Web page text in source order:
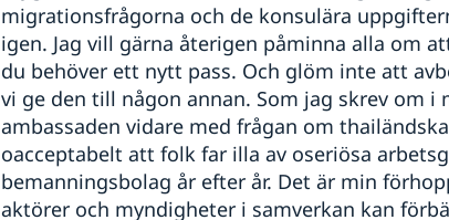
migrationsfrågorna och de konsulära
igen. Jag vill gärna återigen påminna alla om
du behöver ett nytt pass. Och glöm inte att
vi ge den till någon annan. Som jag skrev om
ambassaden vidare med frågan om
oacceptabelt att folk far illa av oseriösa
bemanningsbolag år efter år. Det är min
aktörer och myndigheter i samverkan kan